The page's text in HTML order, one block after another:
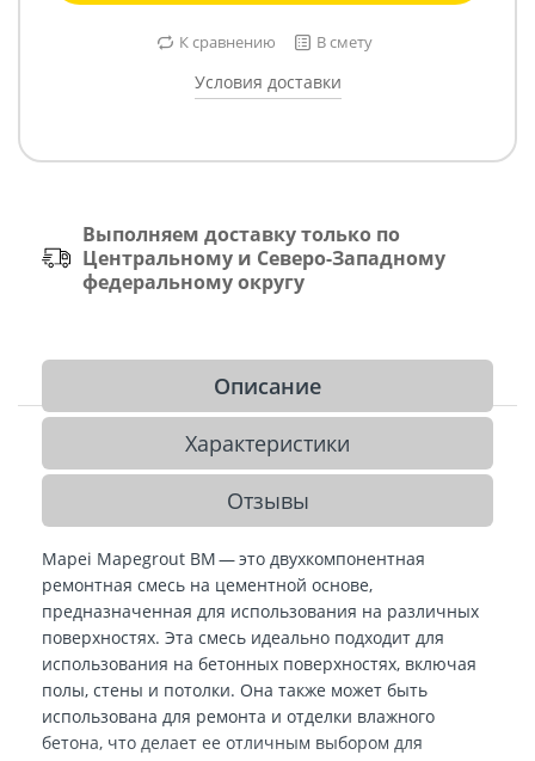
К сравнению В смету
Условия доставки
Выполняем доставку только по
Центральному и Северо-Западному
федеральному округу
Описание
Характеристики
Отзывы
Mapei Mapegrout BM — это двухкомпонентная
ремонтная смесь на цементной основе,
предназначенная для использования на различных
поверхностях. Эта смесь идеально подходит для
использования на бетонных поверхностях, включая
полы, стены и потолки. Она также может быть
использована для ремонта и отделки влажного
бетона, что делает ее отличным выбором для